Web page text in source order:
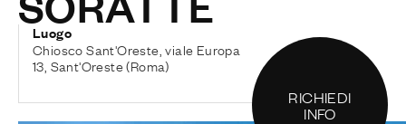
Luogo
Chiosco Sant'Oreste, viale Europa
13, Sant'Oreste (Roma)
RICHIEDI
INFO